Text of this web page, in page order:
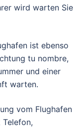
wird warten Sie
ist ebenso
tu nombre,
und einer
warten.
vom Flughafen